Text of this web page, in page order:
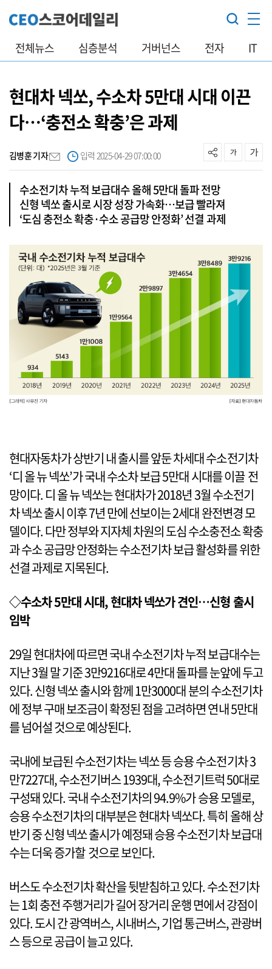
전체뉴스 심층분석 거버넌스 전자 IT
현대차 넥쏘, 수소차 5만대 시대 이끈
다…‘충전소 확충’은 과제
김병훈 기자 입력 2025-04-29 07:00:00
수소전기차 누적 보급대수 올해 5만대 돌파 전망
신형 넥쏘 출시로 시장 성장 가속화…보급 빨라져
‘도심 충전소 확충·수소 공급망 안정화’ 선결 과제
현대자동차가 상반기 내 출시를 앞둔 차세대 수소전기차
‘디 올 뉴 넥쏘’가 국내 수소차 보급 5만대 시대를 이끌 전
망이다. 디 올 뉴 넥쏘는 현대차가 2018년 3월 수소전기
차 넥쏘 출시 이후 7년 만에 선보이는 2세대 완전변경 모
델이다. 다만 정부와 지자체 차원의 도심 수소충전소 확충
과 수소 공급망 안정화는 수소전기차 보급 활성화를 위한
선결 과제로 지목된다.
◇수소차 5만대 시대, 현대차 넥쏘가 견인…신형 출시
임박
29일 현대차에 따르면 국내 수소전기차 누적 보급대수는
지난 3월 말 기준 3만9216대로 4만대 돌파를 눈앞에 두고
있다. 신형 넥쏘 출시와 함께 1만3000대 분의 수소전기차
에 정부 구매 보조금이 확정된 점을 고려하면 연내 5만대
를 넘어설 것으로 예상된다.
국내에 보급된 수소전기차는 넥쏘 등 승용 수소전기차 3
만7227대, 수소전기버스 1939대, 수소전기트럭 50대로
구성돼 있다. 국내 수소전기차의 94.9%가 승용 모델로,
승용 수소전기차의 대부분은 현대차 넥쏘다. 특히 올해 상
반기 중 신형 넥쏘 출시가 예정돼 승용 수소전기차 보급대
수는 더욱 증가할 것으로 보인다.
버스도 수소전기차 확산을 뒷받침하고 있다. 수소전기차
는 1회 충전 주행거리가 길어 장거리 운행 면에서 강점이
있다. 도시 간 광역버스, 시내버스, 기업 통근버스, 관광버
스 등으로 공급이 늘고 있다.